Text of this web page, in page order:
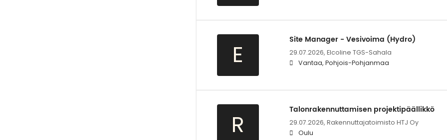
E
Site Manager - Vesivoima (Hydro)
29.07.2026, Elcoline TGS-Sahala
Vantaa, Pohjois-Pohjanmaa
R
Talonrakennuttamisen projektipäällikkö
29.07.2026, Rakennuttajatoimisto HTJ Oy
Oulu